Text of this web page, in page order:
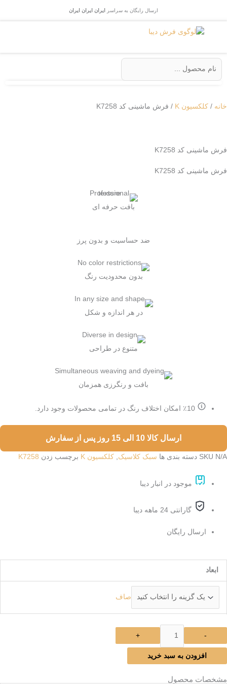
ارسال رایگان به سراسر ایران ایران ایران
جستجو
خانه / کلکسیون K / فرش ماشینی کد K7258
فرش ماشینی کد K7258
فرش ماشینی کد K7258
بافت حرفه ای
ضد حساسیت و بدون پرز
بدون محدودیت رنگ
در هر اندازه و شکل
متنوع در طراحی
بافت و رنگرزی همزمان
٪10 امکان اختلاف رنگ در تمامی محصولات وجود دارد.
ارسال کالا 10 الی 15 روز پس از سفارش
SKU N/A دسته بندی ها سبک کلاسیک کلکسیون K برچسب زدن K7258
موجود در انبار دیبا
گارانتی 24 ماهه دیبا
ارسال رایگان
ابعاد
صاف
ماشینی
K7258
عدد
-
+
افزودن به سبد خرید
مشخصات محصول